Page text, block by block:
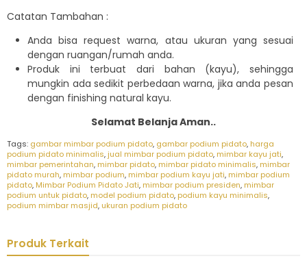
Catatan Tambahan :
Anda bisa request warna, atau ukuran yang sesuai
dengan ruangan/rumah anda.
Produk ini terbuat dari bahan (kayu), sehingga
mungkin ada sedikit perbedaan warna, jika anda pesan
dengan finishing natural kayu.
Selamat Belanja Aman..
Tags: gambar mimbar podium pidato, gambar podium pidato, harga
podium pidato minimalis, jual mimbar podium pidato, mimbar kayu jati,
mimbar pemerintahan, mimbar pidato, mimbar pidato minimalis, mimbar
pidato murah, mimbar podium, mimbar podium kayu jati, mimbar podium
pidato, Mimbar Podium Pidato Jati, mimbar podium presiden, mimbar
podium untuk pidato, model podium pidato, podium kayu minimalis,
podium mimbar masjid, ukuran podium pidato
Produk Terkait